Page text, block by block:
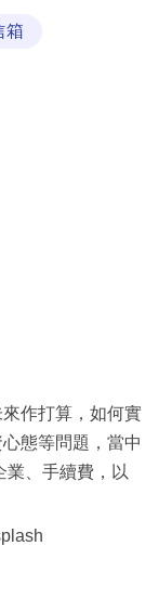
箱
來作打算，如何實
態等問題，當中
業、手續費，以